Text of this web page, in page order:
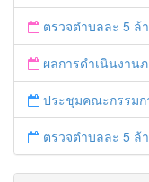
ตรวจตำบลละ 5 ล้านบาท
ผลการดำเนินงานภาพรวม ต
ประชุมคณะกรรมการฯ
ตรวจตำบลละ 5 ล้านบาท : 19 ก.